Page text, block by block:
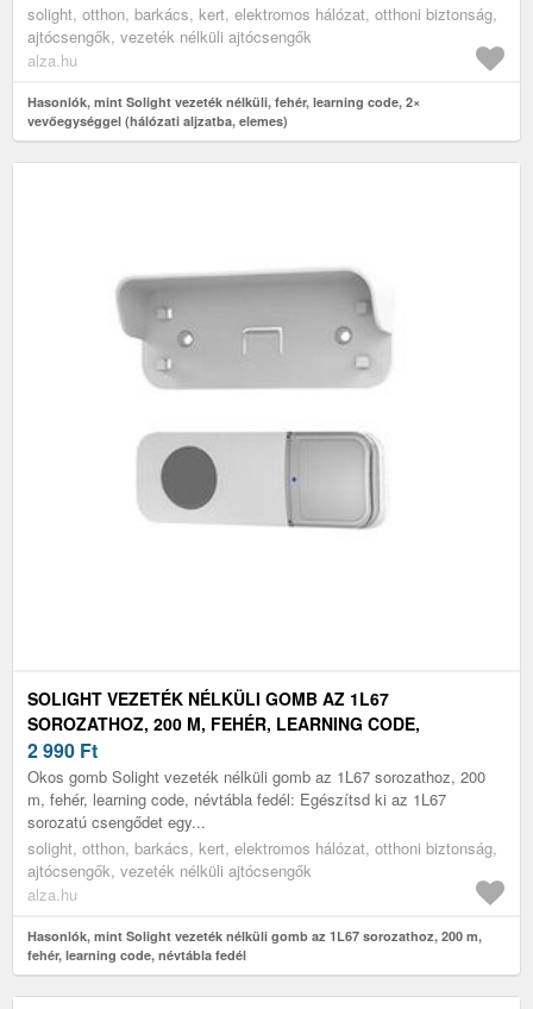
solight, otthon, barkács, kert, elektromos hálózat, otthoni biztonság,
ajtócsengők, vezeték nélküli ajtócsengők
alza.hu
Hasonlók, mint Solight vezeték nélküli, fehér, learning code, 2×
vevőegységgel (hálózati aljzatba, elemes)
SOLIGHT VEZETÉK NÉLKÜLI GOMB AZ 1L67
SOROZATHOZ, 200 M, FEHÉR, LEARNING CODE,
NÉVTÁBLA FEDÉL
2 990 Ft
Okos gomb Solight vezeték nélküli gomb az 1L67 sorozathoz, 200
m, fehér, learning code, névtábla fedél: Egészítsd ki az 1L67
sorozatú csengődet egy...
solight, otthon, barkács, kert, elektromos hálózat, otthoni biztonság,
ajtócsengők, vezeték nélküli ajtócsengők
alza.hu
Hasonlók, mint Solight vezeték nélküli gomb az 1L67 sorozathoz, 200 m,
fehér, learning code, névtábla fedél